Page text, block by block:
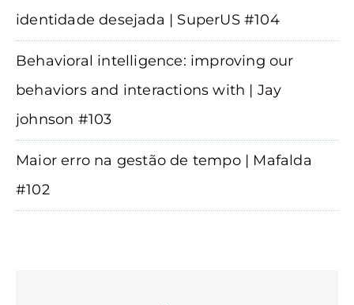
identidade desejada | SuperUS #104
Behavioral intelligence: improving our
behaviors and interactions with | Jay
johnson #103
Maior erro na gestão de tempo | Mafalda
#102